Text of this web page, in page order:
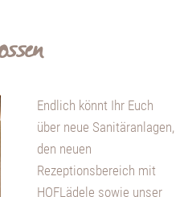
Endlich könnt Ihr Euch
über neue Sanitäranlagen,
den neuen
Rezeptionsbereich mit
HOFLädele sowie unser